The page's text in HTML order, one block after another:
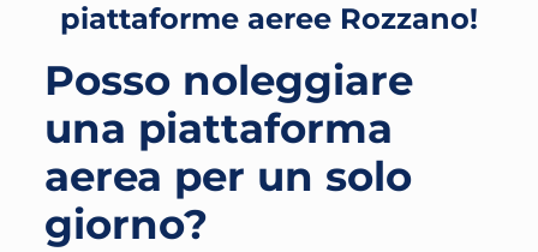
piattaforme aeree Rozzano!
Posso noleggiare
una piattaforma
aerea per un solo
giorno?